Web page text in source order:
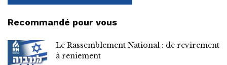
Recommandé pour vous
Le Rassemblement National : de revirement
à reniement